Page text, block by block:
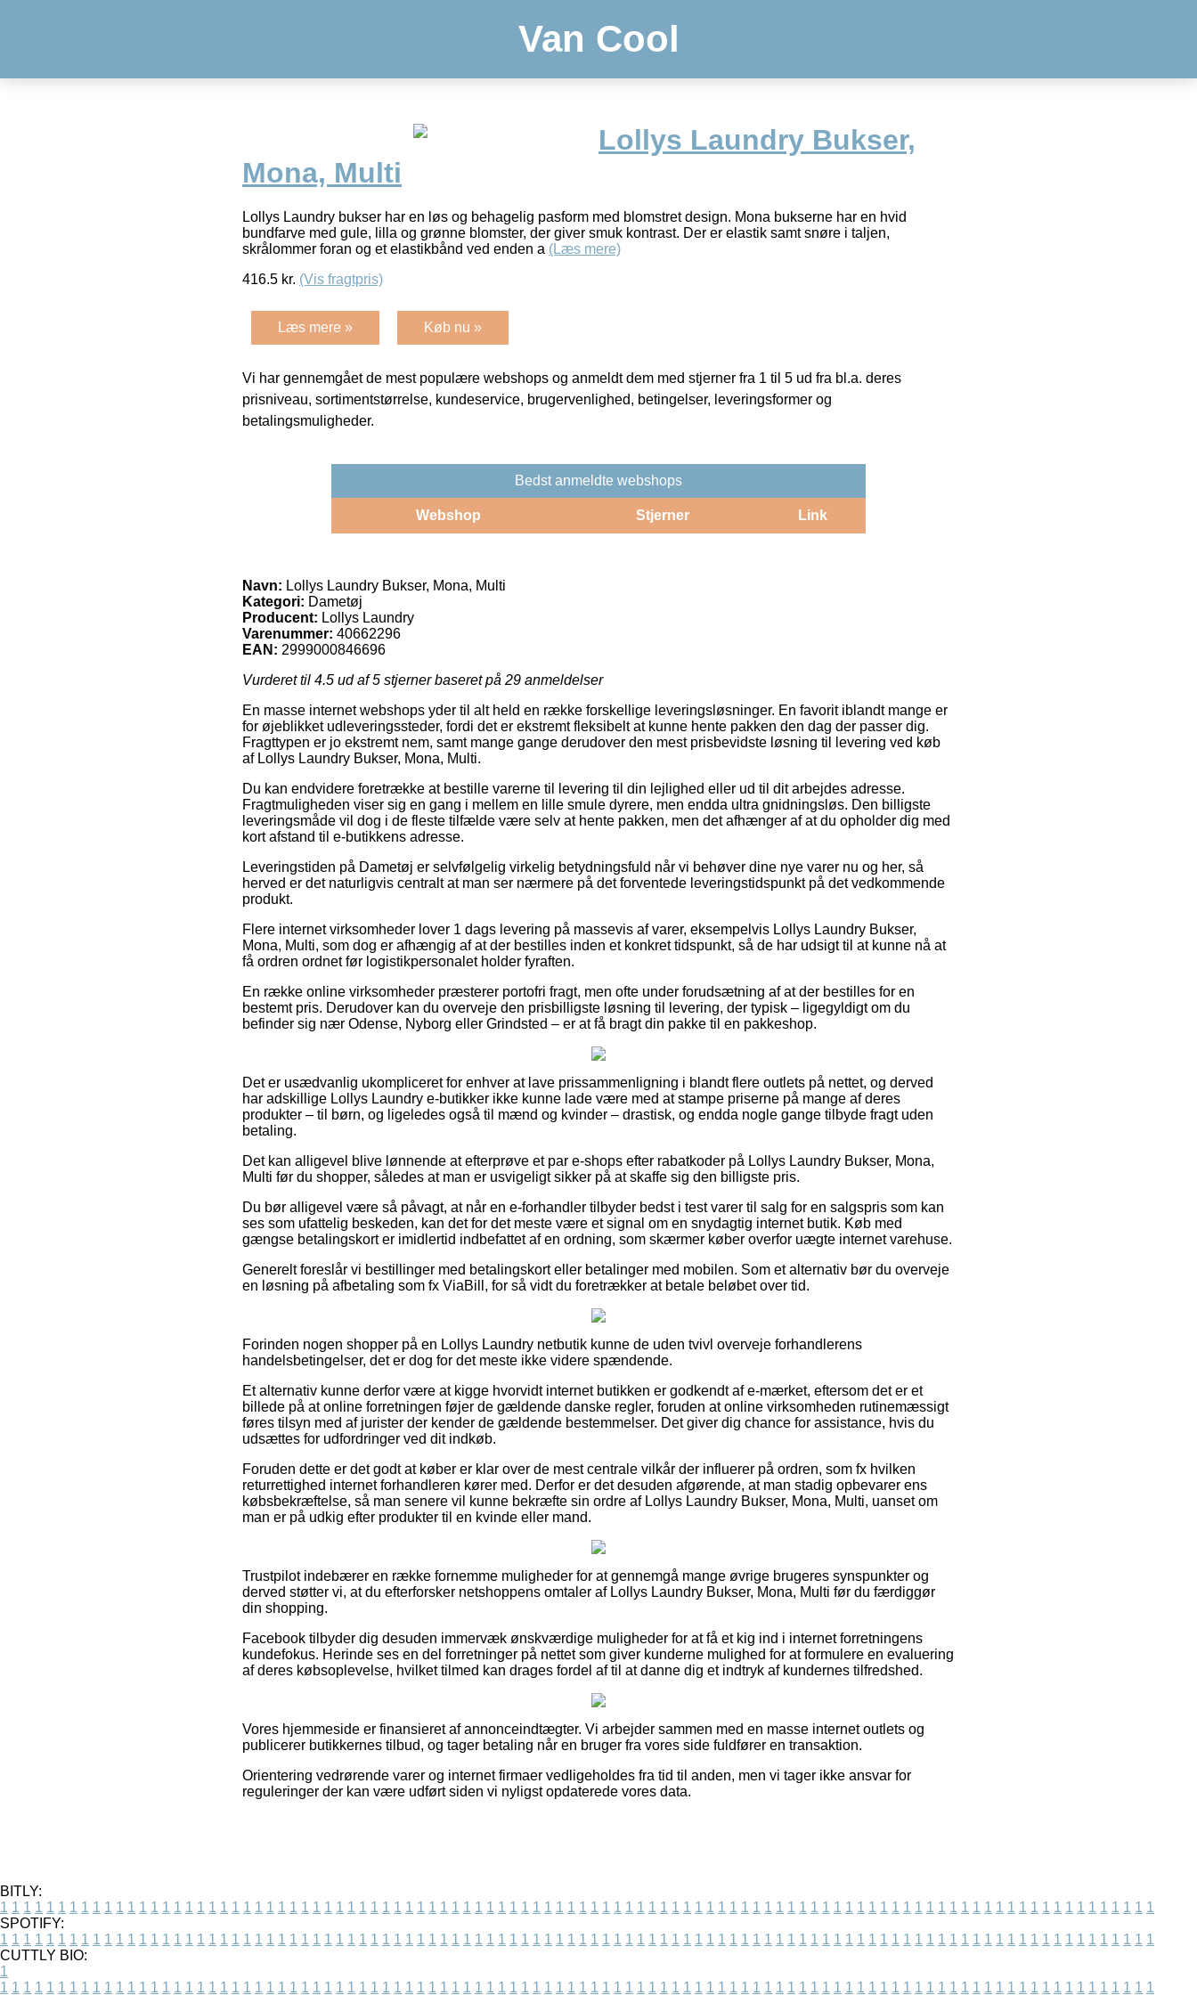
Van Cool
Lollys Laundry Bukser,
Mona, Multi
Lollys Laundry bukser har en løs og behagelig pasform med blomstret design. Mona bukserne har en hvid
bundfarve med gule, lilla og grønne blomster, der giver smuk kontrast. Der er elastik samt snøre i taljen,
skrålommer foran og et elastikbånd ved enden a (Læs mere)
416.5 kr. (Vis fragtpris)
Læs mere » Køb nu »
Vi har gennemgået de mest populære webshops og anmeldt dem med stjerner fra 1 til 5 ud fra bl.a. deres
prisniveau, sortimentstørrelse, kundeservice, brugervenlighed, betingelser, leveringsformer og
betalingsmuligheder.
Bedst anmeldte webshops
Webshop Stjerner Link
Navn: Lollys Laundry Bukser, Mona, Multi
Kategori: Dametøj
Producent: Lollys Laundry
Varenummer: 40662296
EAN: 2999000846696
Vurderet til 4.5 ud af 5 stjerner baseret på 29 anmeldelser
En masse internet webshops yder til alt held en række forskellige leveringsløsninger. En favorit iblandt mange er
for øjeblikket udleveringssteder, fordi det er ekstremt fleksibelt at kunne hente pakken den dag der passer dig.
Fragttypen er jo ekstremt nem, samt mange gange derudover den mest prisbevidste løsning til levering ved køb
af Lollys Laundry Bukser, Mona, Multi.
Du kan endvidere foretrække at bestille varerne til levering til din lejlighed eller ud til dit arbejdes adresse.
Fragtmuligheden viser sig en gang i mellem en lille smule dyrere, men endda ultra gnidningsløs. Den billigste
leveringsmåde vil dog i de fleste tilfælde være selv at hente pakken, men det afhænger af at du opholder dig med
kort afstand til e-butikkens adresse.
Leveringstiden på Dametøj er selvfølgelig virkelig betydningsfuld når vi behøver dine nye varer nu og her, så
herved er det naturligvis centralt at man ser nærmere på det forventede leveringstidspunkt på det vedkommende
produkt.
Flere internet virksomheder lover 1 dags levering på massevis af varer, eksempelvis Lollys Laundry Bukser,
Mona, Multi, som dog er afhængig af at der bestilles inden et konkret tidspunkt, så de har udsigt til at kunne nå at
få ordren ordnet før logistikpersonalet holder fyraften.
En række online virksomheder præsterer portofri fragt, men ofte under forudsætning af at der bestilles for en
bestemt pris. Derudover kan du overveje den prisbilligste løsning til levering, der typisk – ligegyldigt om du
befinder sig nær Odense, Nyborg eller Grindsted – er at få bragt din pakke til en pakkeshop.
Det er usædvanlig ukompliceret for enhver at lave prissammenligning i blandt flere outlets på nettet, og derved
har adskillige Lollys Laundry e-butikker ikke kunne lade være med at stampe priserne på mange af deres
produkter – til børn, og ligeledes også til mænd og kvinder – drastisk, og endda nogle gange tilbyde fragt uden
betaling.
Det kan alligevel blive lønnende at efterprøve et par e-shops efter rabatkoder på Lollys Laundry Bukser, Mona,
Multi før du shopper, således at man er usvigeligt sikker på at skaffe sig den billigste pris.
Du bør alligevel være så påvagt, at når en e-forhandler tilbyder bedst i test varer til salg for en salgspris som kan
ses som ufattelig beskeden, kan det for det meste være et signal om en snydagtig internet butik. Køb med
gængse betalingskort er imidlertid indbefattet af en ordning, som skærmer køber overfor uægte internet varehuse.
Generelt foreslår vi bestillinger med betalingskort eller betalinger med mobilen. Som et alternativ bør du overveje
en løsning på afbetaling som fx ViaBill, for så vidt du foretrækker at betale beløbet over tid.
Forinden nogen shopper på en Lollys Laundry netbutik kunne de uden tvivl overveje forhandlerens
handelsbetingelser, det er dog for det meste ikke videre spændende.
Et alternativ kunne derfor være at kigge hvorvidt internet butikken er godkendt af e-mærket, eftersom det er et
billede på at online forretningen føjer de gældende danske regler, foruden at online virksomheden rutinemæssigt
føres tilsyn med af jurister der kender de gældende bestemmelser. Det giver dig chance for assistance, hvis du
udsættes for udfordringer ved dit indkøb.
Foruden dette er det godt at køber er klar over de mest centrale vilkår der influerer på ordren, som fx hvilken
returrettighed internet forhandleren kører med. Derfor er det desuden afgørende, at man stadig opbevarer ens
købsbekræftelse, så man senere vil kunne bekræfte sin ordre af Lollys Laundry Bukser, Mona, Multi, uanset om
man er på udkig efter produkter til en kvinde eller mand.
Trustpilot indebærer en række fornemme muligheder for at gennemgå mange øvrige brugeres synspunkter og
derved støtter vi, at du efterforsker netshoppens omtaler af Lollys Laundry Bukser, Mona, Multi før du færdiggør
din shopping.
Facebook tilbyder dig desuden immervæk ønskværdige muligheder for at få et kig ind i internet forretningens
kundefokus. Herinde ses en del forretninger på nettet som giver kunderne mulighed for at formulere en evaluering
af deres købsoplevelse, hvilket tilmed kan drages fordel af til at danne dig et indtryk af kundernes tilfredshed.
Vores hjemmeside er finansieret af annonceindtægter. Vi arbejder sammen med en masse internet outlets og
publicerer butikkernes tilbud, og tager betaling når en bruger fra vores side fuldfører en transaktion.
Orientering vedrørende varer og internet firmaer vedligeholdes fra tid til anden, men vi tager ikke ansvar for
reguleringer der kan være udført siden vi nyligst opdaterede vores data.
BITLY:
1 1 1 1 1 1 1 1 1 1 1 1 1 1 1 1 1 1 1 1 1 1 1 1 1 1 1 1 1 1 1 1 1 1 1 1 1 1 1 1 1 1 1 1 1 1 1 1 1 1 1 1 1 1 1 1 1 1 1 1 1 1 1 1 1 1 1 1 1 1 1 1 1 1 1 1 1 1 1 1 1 1 1 1 1 1 1 1 1 1 1 1 1 1 1 1 1 1 1 1
SPOTIFY:
1 1 1 1 1 1 1 1 1 1 1 1 1 1 1 1 1 1 1 1 1 1 1 1 1 1 1 1 1 1 1 1 1 1 1 1 1 1 1 1 1 1 1 1 1 1 1 1 1 1 1 1 1 1 1 1 1 1 1 1 1 1 1 1 1 1 1 1 1 1 1 1 1 1 1 1 1 1 1 1 1 1 1 1 1 1 1 1 1 1 1 1 1 1 1 1 1 1 1 1
CUTTLY BIO:
1
1 1 1 1 1 1 1 1 1 1 1 1 1 1 1 1 1 1 1 1 1 1 1 1 1 1 1 1 1 1 1 1 1 1 1 1 1 1 1 1 1 1 1 1 1 1 1 1 1 1 1 1 1 1 1 1 1 1 1 1 1 1 1 1 1 1 1 1 1 1 1 1 1 1 1 1 1 1 1 1 1 1 1 1 1 1 1 1 1 1 1 1 1 1 1 1 1 1 1 1